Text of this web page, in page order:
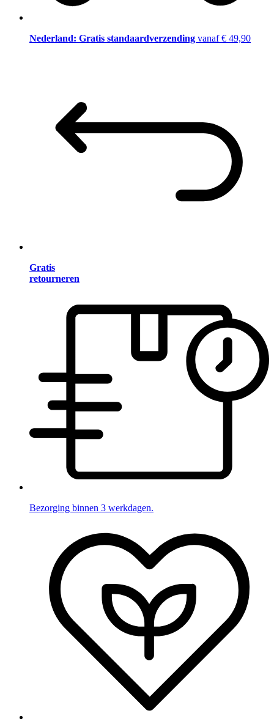
Nederland: Gratis standaardverzending vanaf € 49,90
Gratis
retourneren
Bezorging binnen 3 werkdagen.